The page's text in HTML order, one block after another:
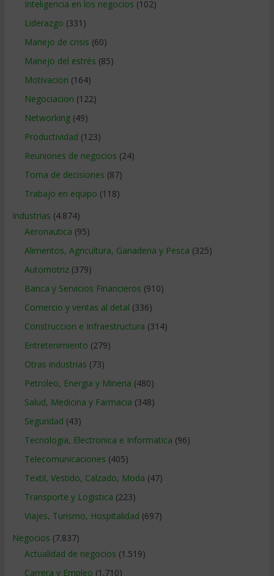
Inteligencia en los negocios (102)
Liderazgo (331)
Manejo de crisis (60)
Manejo del estrés (85)
Motivacion (164)
Negociacion (122)
Networking(49)
Productividad (123)
Reuniones de negocios (24)
Toma de decisiones (87)
Trabajo en equipo (118)
Industrias (4.874)
Aeronautica (95)
Alimentos, Agricultura, Ganaderia y Pesca (325)
Automotriz(379)
Banca y Servicios Financieros (910)
Comercio y ventas al detal (336)
Construccion e Infraestructura (314)
Entretenimiento (279)
Otras industrias (73)
Petroleo, Energia y Mineria (480)
Salud, Medicina y Farmacia (348)
Seguridad (43)
Tecnologia, Electronica e Informatica (96)
Telecomunicaciones (405)
Textil, Vestido, Calzado, Moda (47)
Transporte y Logistica (223)
Viajes, Turismo, Hospitalidad (697)
Negocios (7.837)
Actualidad de negocios (1.519)
Carrera y Empleo (1.710)